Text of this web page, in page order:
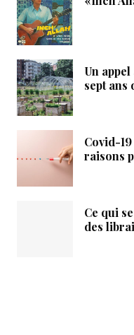
Un
sept ans
Covid-
raisons
Ce qui
des